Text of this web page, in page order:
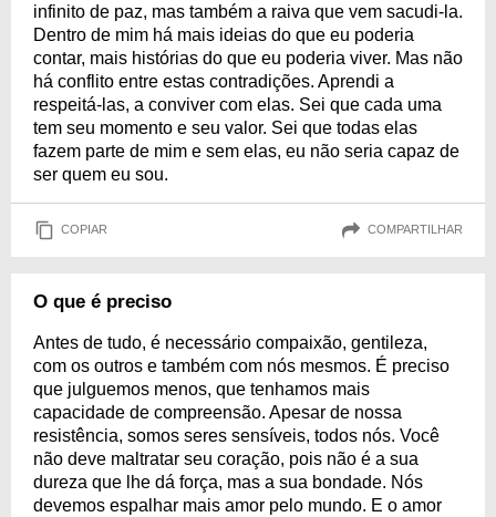
infinito de paz, mas também a raiva que vem sacudi-la.
Dentro de mim há mais ideias do que eu poderia
contar, mais histórias do que eu poderia viver. Mas não
há conflito entre estas contradições. Aprendi a
respeitá-las, a conviver com elas. Sei que cada uma
tem seu momento e seu valor. Sei que todas elas
fazem parte de mim e sem elas, eu não seria capaz de
ser quem eu sou.
COPIAR COMPARTILHAR
O que é preciso
Antes de tudo, é necessário compaixão, gentileza,
com os outros e também com nós mesmos. É preciso
que julguemos menos, que tenhamos mais
capacidade de compreensão. Apesar de nossa
resistência, somos seres sensíveis, todos nós. Você
não deve maltratar seu coração, pois não é a sua
dureza que lhe dá força, mas a sua bondade. Nós
devemos espalhar mais amor pelo mundo. E o amor